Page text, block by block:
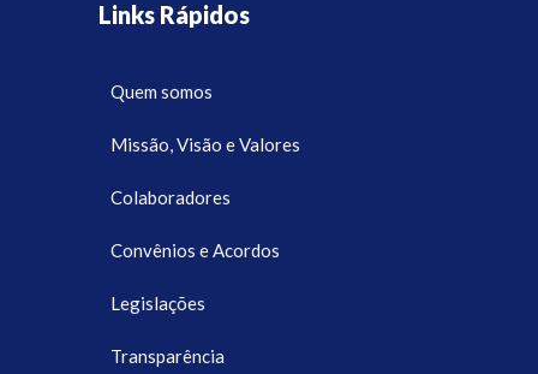
Links Rápidos
Quem somos
Missão, Visão e Valores
Colaboradores
Convênios e Acordos
Legislações
Transparência